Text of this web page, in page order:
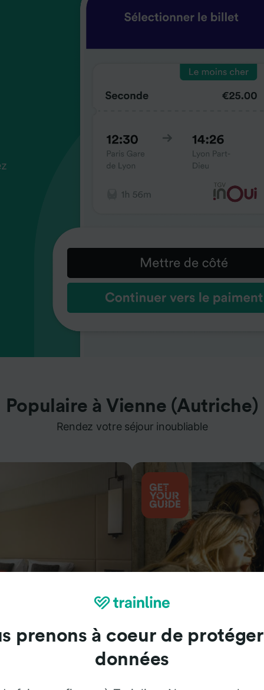
Populaire à Vienne (Autriche)
Rendez votre séjour inoubliable
Attractions
prenons à coeur de
données